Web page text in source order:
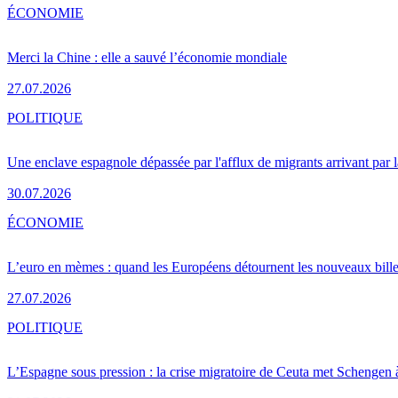
Merci la Chine : elle a sauvé l’économie mondiale
27.07.2026
ÉCONOMIE
Une enclave espagnole dépassée par l'afflux de migrants arrivant par
30.07.2026
POLITIQUE
L’euro en mèmes : quand les Européens détournent les nouveaux
27.07.2026
ÉCONOMIE
L’Espagne sous pression : la crise migratoire de Ceuta met Schengen
POLITIQUE